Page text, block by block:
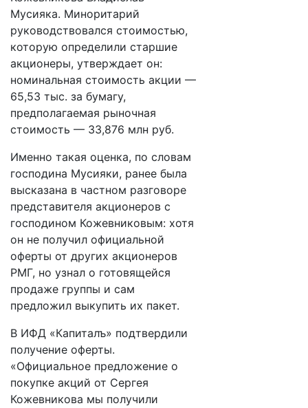
Мусияка. Миноритарий
руководствовался стоимостью,
которую определили старшие
акционеры, утверждает он:
номинальная стоимость акции —
65,53 тыс. за бумагу,
предполагаемая рыночная
стоимость — 33,876 млн руб.
Именно такая оценка, по словам
господина Мусияки, ранее была
высказана в частном разговоре
представителя акционеров с
господином Кожевниковым: хотя
он не получил официальной
оферты от других акционеров
РМГ, но узнал о готовящейся
продаже группы и сам
предложил выкупить их пакет.
В ИФД «Капиталъ» подтвердили
получение оферты.
«Официальное предложение о
покупке акций от Сергея
Кожевникова мы получили